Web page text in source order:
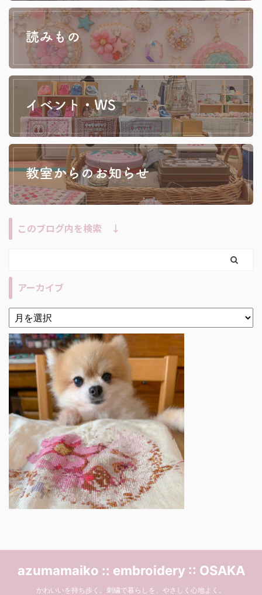
このブログ内を検索 ↓
アーカイブ
azumamaiko :: embroidery :: OSAKA
かわいいを持ち歩く。刺繍で暮らしを、やさしく心地よく。